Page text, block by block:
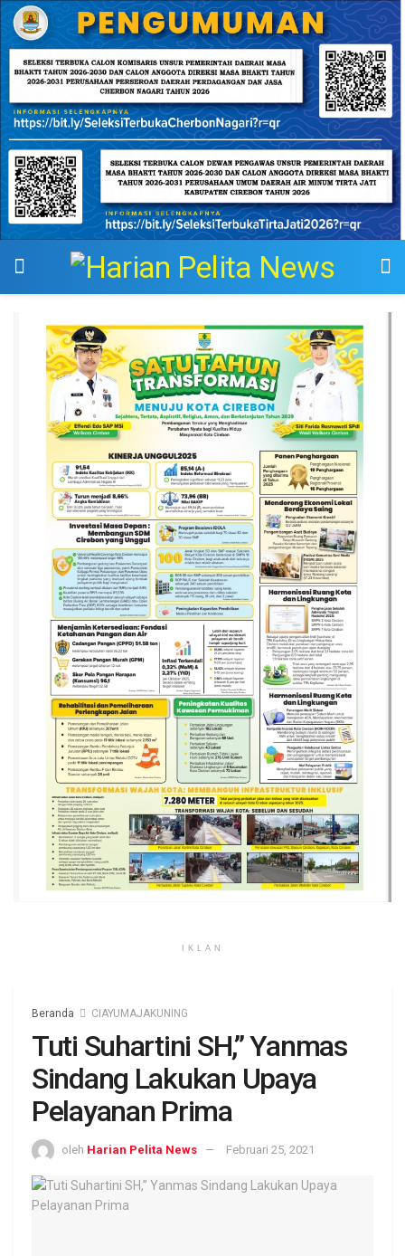
IKLAN
Beranda CIAYUMAJAKUNING
Tuti Suhartini SH,” Yanmas
Sindang Lakukan Upaya
Pelayanan Prima
oleh Harian Pelita News Februari 25, 2021